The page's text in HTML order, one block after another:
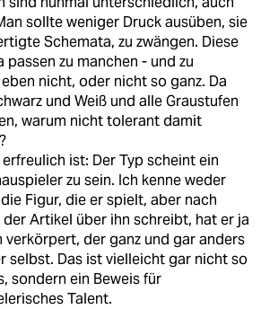
sollte weniger Druck ausüben, sie
Schemata, zu zwängen. Diese
passen zu manchen - und zu
nicht, oder nicht so ganz. Da
und Weiß und alle Graustufen
warum nicht tolerant damit
ist: Der Typ scheint ein
zu sein. Ich kenne weder
Figur, die er spielt, aber nach
der Artikel über ihn schreibt, hat er ja
verkörpert, der ganz und gar anders
selbst. Das ist vielleicht gar nicht so
sondern ein Beweis für
Talent.